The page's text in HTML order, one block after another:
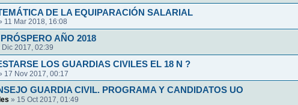
DE LA EQUIPARACIÓN SALARIAL
11 Mar 2018, 16:08
AÑO 2018
Dic 2017, 02:39
LOS GUARDIAS CIVILES EL 18 N ?
17 Nov 2017, 00:17
GUARDIA CIVIL. PROGRAMA Y CANDIDATOS UO
» 15 Oct 2017, 01:49